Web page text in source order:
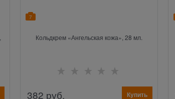
7
Кольдкрем «Ангельская кожа», 28 мл.
382 руб. Купить